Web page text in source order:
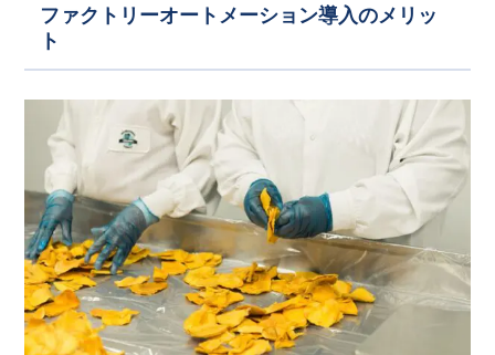
ファクトリーオートメーション導入のメリッ
ト